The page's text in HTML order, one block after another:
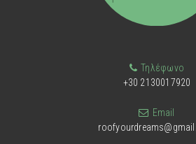
Τηλέφωνο
+30 2130017920
Email